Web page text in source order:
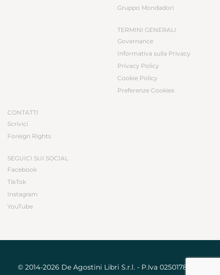
Gruppo Mondadori
TERMINI GENERALI
Governance
Informativa sulla Privacy
Privacy Policy
Cookie Policy
Preferenze Cookies
CONTATTI
Scrivici
Foreign Rights
SEGUICI SUI SOCIAL
Facebook
TikTok
Instagram
YouTube
© 2014-2026 De Agostini Libri S.r.l. - P.Iva 02501780031